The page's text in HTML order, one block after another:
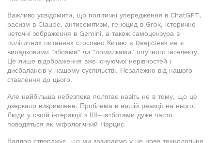
Важливо усвідомити, що політичні упередження в ChatGPT,
расизм в Claude, антисемітизм, геноцид в Grok, історично
неточні зображення в Gemini, а також самоцензура в
політичних питаннях стосовно Китаю в DeepSeek не є
випадковими "збоями" чи "помилками" штучного інтелекту.
Це лише відображення вже існуючих нерівностей і
дисбалансів у нашому суспільстві. Незалежно від нашого
ставлення до цього.
Але найбільша небезпека полягає навіть не в тому, що це
дзеркало викривлене. Проблема в нашій реакції на нього.
Люди у своїй інтеракції з ШІ-чатботами дуже часто
поводяться як міфологічний Нарцис.
Валлор стверджує, що ми зазираємо у це нове технологічне